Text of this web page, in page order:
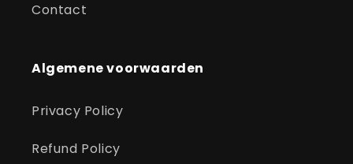
Contact
Algemene voorwaarden
Privacy Policy
Refund Policy